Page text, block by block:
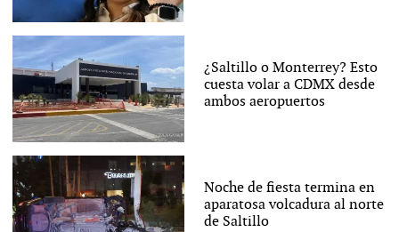
¿Saltillo o Monterrey? Esto
cuesta volar a CDMX desde
ambos aeropuertos
Noche de fiesta termina en
aparatosa volcadura al norte
de Saltillo